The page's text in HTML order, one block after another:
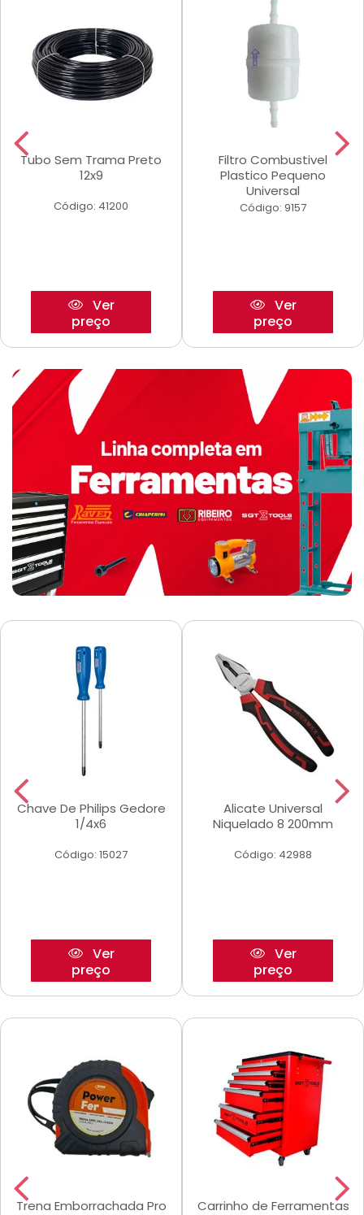
Tubo Sem Trama Preto
12x9
Código: 41200
Ver
preço
Filtro Combustivel
Plastico Pequeno
Universal
Código: 9157
Ver
preço
Chave De Philips Gedore
1/4x6
Código: 15027
Ver
preço
Alicate Universal
Niquelado 8 200mm
Código: 42988
Ver
preço
Trena Emborrachada Pro
Carrinho de Ferramentas